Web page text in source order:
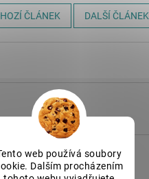
web používá soubory
Dalším procházením
ČLÁNEK DALŠÍ ČLÁNEK